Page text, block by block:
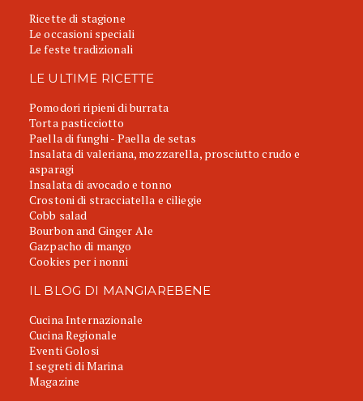
Ricette di stagione
Le occasioni speciali
Le feste tradizionali
LE ULTIME RICETTE
Pomodori ripieni di burrata
Torta pasticciotto
Paella di funghi - Paella de setas
Insalata di valeriana, mozzarella, prosciutto crudo e
asparagi
Insalata di avocado e tonno
Crostoni di stracciatella e ciliegie
Cobb salad
Bourbon and Ginger Ale
Gazpacho di mango
Cookies per i nonni
IL BLOG DI MANGIAREBENE
Cucina Internazionale
Cucina Regionale
Eventi Golosi
I segreti di Marina
Magazine